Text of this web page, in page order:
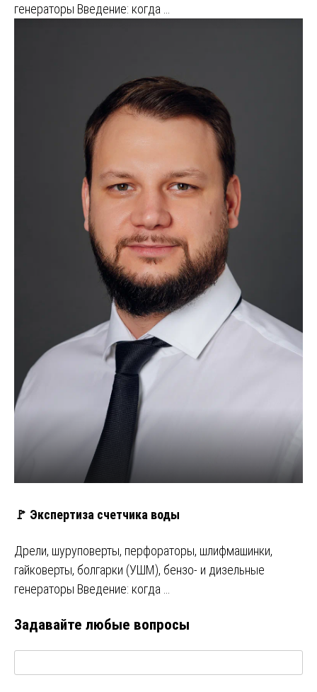
генераторы Введение: когда …
🚩 Экспертиза счетчика воды
Дрели, шуруповерты, перфораторы, шлифмашинки,
гайковерты, болгарки (УШМ), бензо- и дизельные
генераторы Введение: когда …
Задавайте любые вопросы